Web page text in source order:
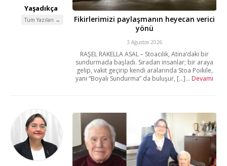
Yaşadıkça
Tüm Yazıları →
Fikirlerimizi paylaşmanın heyecan verici
yönü
3 Ağustos 2026
RAŞEL RAKELLA ASAL – Stoacılık, Atina’daki bir
sundurmada başladı. Sıradan insanlar; bir araya
gelip, vakit geçirip kendi aralarında Stoa Poikile,
yani “Boyalı Sundurma” da buluşur, [...]... Devamı